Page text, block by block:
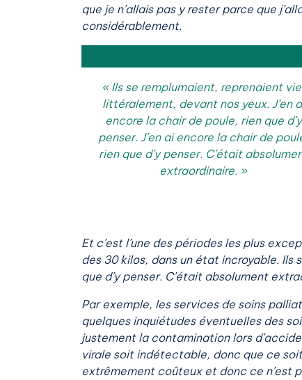
que je n’allais pas y rester parce que
considérablement.
« Ils se remplumaient, reprenaient
littéralement, devant nos yeux. J’en
encore la chair de poule, rien que d’y
penser. J’en ai encore la chair de
rien que d’y penser. C’était
extraordinaire. »
Et c’est l’une des périodes les plus
des 30 kilos, dans un état incroyable. Ils
que d’y penser. C’était absolument
Par exemple, les services de soins
quelques inquiétudes éventuelles des
justement la contamination lors
virale soit indétectable, donc que ce
extrêmement coûteux et donc ce n’est